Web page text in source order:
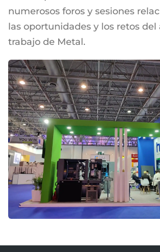
numerosos foros y sesiones
las oportunidades y los retos del
trabajo de Metal.